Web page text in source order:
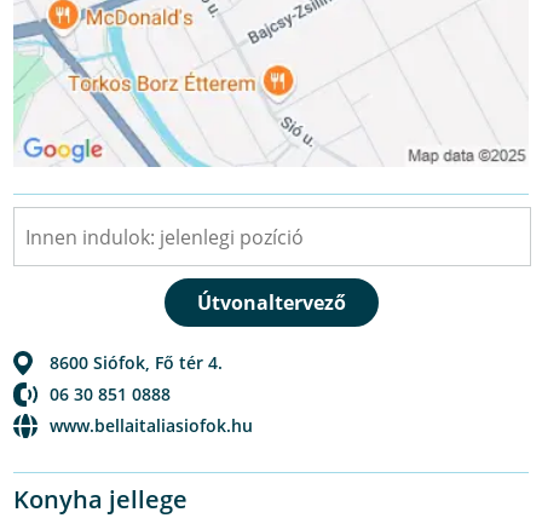
8600 Siófok, Fő tér 4.
06 30 851 0888
www.bellaitaliasiofok.hu
Konyha jellege